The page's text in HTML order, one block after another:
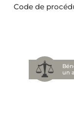
Code de
un